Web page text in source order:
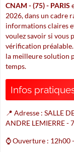
CNAM - (75) - PARIS
2026, dans un cadre
informations claires
voulez savoir si vous
vérification préalable.
la meilleure solution
temps.
Infos
📍 Adresse : SALLE
ANDRE LEMIERRE -
⌚ Ouverture : 12h00